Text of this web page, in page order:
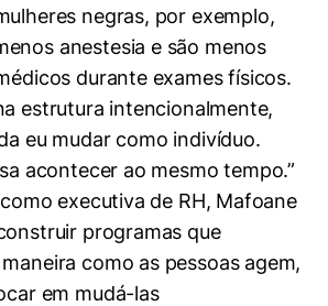
negras, por exemplo,
anestesia e são menos
durante exames físicos.
estrutura intencionalmente,
eu mudar como indivíduo.
acontecer ao mesmo tempo.”
executiva de RH, Mafoane
programas que
como as pessoas agem,
em mudá-las